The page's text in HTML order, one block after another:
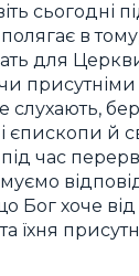
в
для
єпископи
час
що Бог хоче
їхня